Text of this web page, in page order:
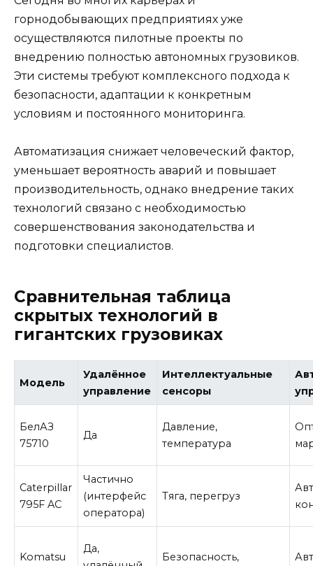
горнодобывающих предприятиях уже
осуществляются пилотные проекты по
внедрению полностью автономных грузовиков.
Эти системы требуют комплексного подхода к
безопасности, адаптации к конкретным
условиям и постоянного мониторинга.
Автоматизация снижает человеческий фактор,
уменьшает вероятность аварий и повышает
производительность, однако внедрение таких
технологий связано с необходимостью
совершенствования законодательства и
подготовки специалистов.
Сравнительная таблица
скрытых технологий в
гигантских грузовиках
Модель
Удалённое
управление
Интеллектуальные
сенсоры
БелАЗ
75710
Да
Давление,
температура
Caterpillar
795F AC
Частично
(интерфейс
оператора)
Тяга, перегруз
Komatsu
Да,
Безопасность,